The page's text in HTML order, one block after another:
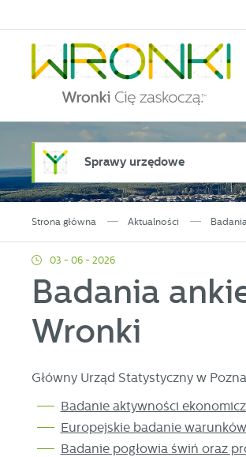
Sprawy urzędowe
Strona główna Aktualności
03 - 06 - 2026
Badania
Wronki
Główny Urząd Statystyczny w
Badanie aktywności
Europejskie badanie
Badanie pogłowia świń oraz